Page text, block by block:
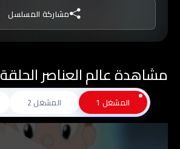
مشاركة المسلسل
مشاهدة عالم العناصر الحلقة 23
المشغل 1 المشغل 2